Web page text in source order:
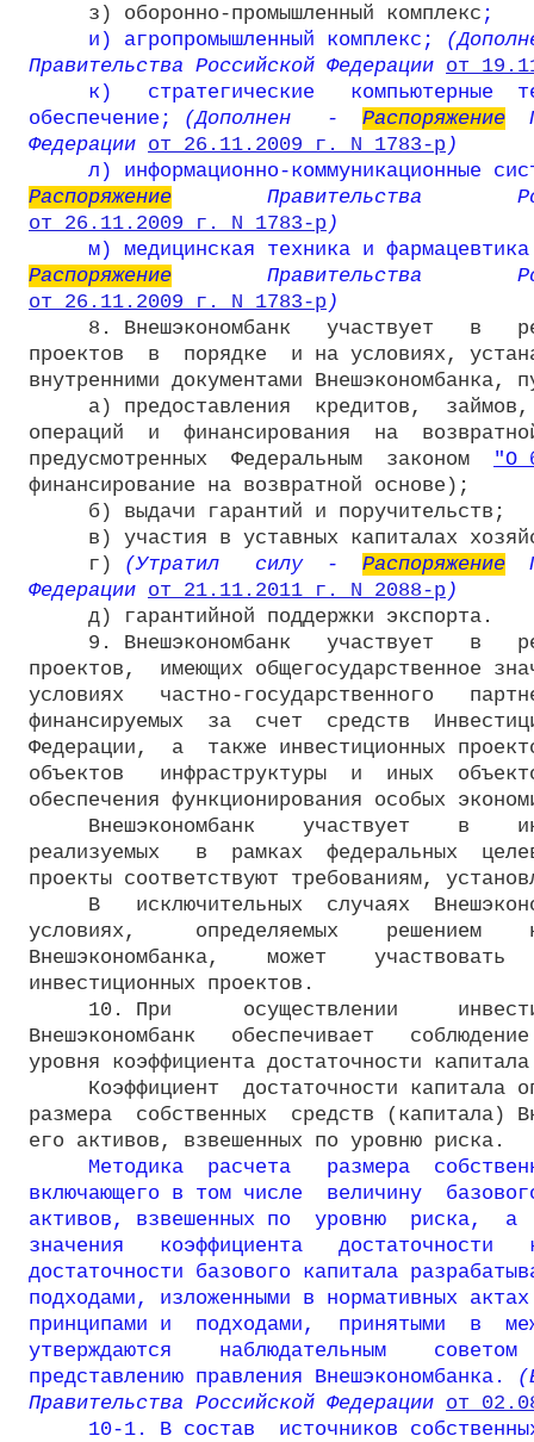
     з) оборонно-промышленный комплекс
;
и) агропромышленный комплекс ;
Правительства Российской Федерации от
к)   стратегические   компьютерные
обеспечение;
(Дополнен   - Распоряжение
Федерации от 26.11.2009 г. N 1783-р )
л) информационно-коммуникационные
Распоряжение
от 26.11.2009 г. N 1783-р )
м) медицинская техника и
Распоряжение
от 26.11.2009 г. N 1783-р )
8. Внешэкономбанк   участвует   в
проектов  в  порядке  и на условиях,
внутренними документами Внешэкономбанка,
а) предоставления  кредитов,
операций  и  финансирования  на
предусмотренных  Федеральным  законом
"О
финансирование на возвратной основе);
     б) выдачи гарантий и поручительств;
в) участия в уставных капиталах
     г)
(Утратил   силу  - Распоряжение
Федерации от 21.11.2011 г. N 2088-р )
     д) гарантийной поддержки экспорта.
9. Внешэкономбанк   участвует   в
проектов,  имеющих общегосударственное
условиях   частно-государственного
финансируемых  за  счет  средств
Федерации,  а  также инвестиционных
объектов   инфраструктуры  и  иных
обеспечения функционирования особых
Внешэкономбанк    участвует    в
реализуемых   в  рамках  федеральных
проекты соответствуют требованиям,
В   исключительных  случаях
условиях,     определяемых    решением
Внешэкономбанка,    может    участвовать
инвестиционных проектов.
10. При      осуществлении
Внешэкономбанк   обеспечивает
уровня коэффициента достаточности
Коэффициент  достаточности капитала
размера  собственных  средств (капитала)
его активов, взвешенных по уровню риска.
Методика  расчета   размера
включающего в том числе  величину
активов, взвешенных по  уровню  риска,  а
значения   коэффициента   достаточности
достаточности базового капитала
подходами, изложенными в нормативных
принципами и  подходами,  принятыми  в
утверждаются    наблюдательным
представлению правления Внешэкономбанка.
Правительства Российской Федерации от
10-1. В состав  источников